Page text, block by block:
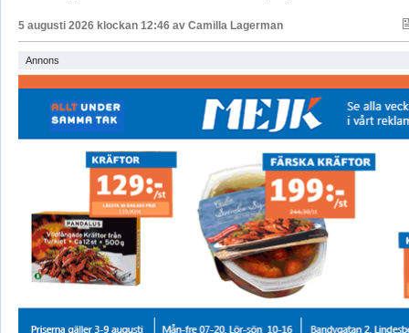
5 augusti 2026 klockan 12:46 av Camilla Lagerman
Annons